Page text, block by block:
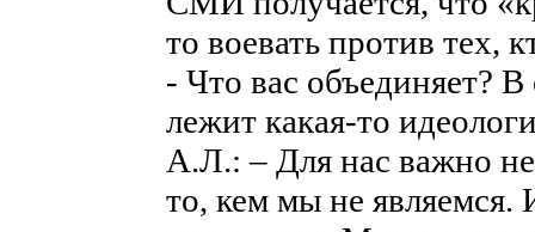
то воевать против тех,
- Что вас объединяет?
лежит какая-то
А.Л.: – Для нас важно
то, кем мы не являемся.